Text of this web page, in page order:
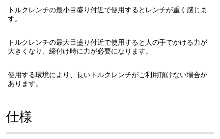
トルクレンチの最小目盛り付近で使用するとレンチが重く感じま
す。
トルクレンチの最大目盛り付近で使用すると人の手でかける力が
大きくなり、締付け時に力が必要になります。
使用する環境により、長いトルクレンチがご利用頂けない場合が
あります。
仕様